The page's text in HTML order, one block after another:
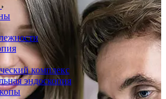
комплекс
эндоскопия